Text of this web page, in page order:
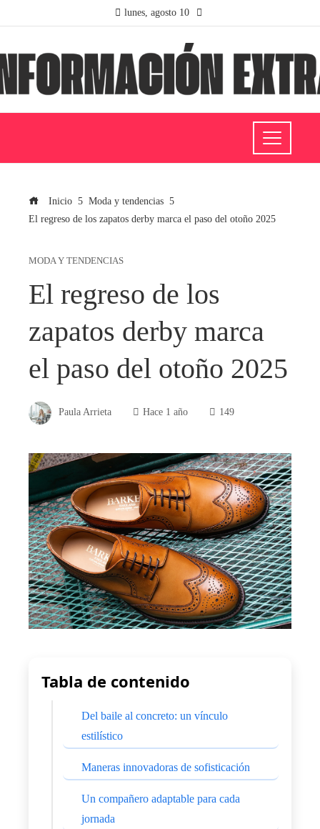
lunes, agosto 10
Inicio
Moda y tendencias
El regreso de los zapatos derby marca el paso del otoño 2025
MODA Y TENDENCIAS
El regreso de los
zapatos derby marca
el paso del otoño 2025
Paula Arrieta Hace 1 año 149
Tabla de contenido
Del baile al concreto: un vínculo
estilístico
Maneras innovadoras de sofisticación
Un compañero adaptable para cada
jornada